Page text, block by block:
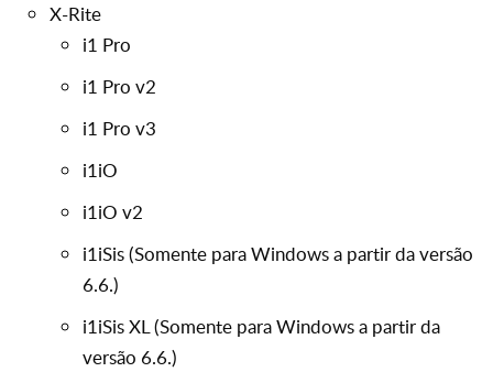
X-Rite
i1 Pro
i1 Pro v2
i1 Pro v3
i1iO
i1iO v2
i1iSis (Somente para Windows a partir da versão
6.6.)
i1iSis XL (Somente para Windows a partir da
versão 6.6.)